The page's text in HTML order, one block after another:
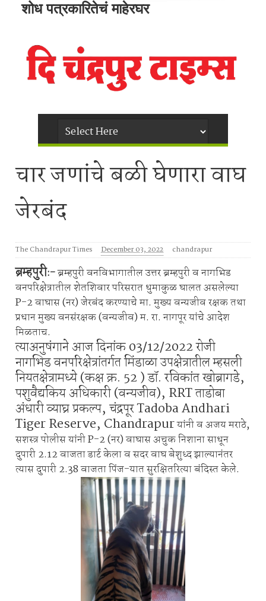
शोध पत्रकारितेचं माहेरघर
चार जणांचे बळी घेणारा वाघ
जेरबंद
The Chandrapur Times December 03, 2022 chandrapur
ब्रम्हपुरी:-ब्रम्हपुरी वनविभागातील उत्तर ब्रम्हपुरी व नागभिड
वनपरिक्षेत्रातील शेतशिवार परिसरात धुमाकुळ घालत असलेल्या
P-2 वाघास (नर) जेरबंद करण्याचे मा. मुख्य वन्यजीव रक्षक तथा
प्रधान मुख्य वनसंरक्षक (वन्यजीव) म. रा. नागपूर यांचे आदेश
मिळताच.
त्याअनुषंगाने आज दिनांक 03/12/2022 रोजी
नागभिड वनपरिक्षेत्रांतर्गत मिंडाळा उपक्षेत्रातील म्हसली
नियतक्षेत्रामध्ये (कक्ष क्र. 52 ) डॉ. रविकांत खोब्रागडे,
पशुवैद्यकिय अधिकारी (वन्यजीव), RRT ताडोबा
अंधारी व्याघ्र प्रकल्प, चंद्रपूर Tadoba Andhari
Tiger Reserve, Chandrapurयांनी व अजय मराठे,
सशस्त्र पोलीस यांनी P-2 (नर) वाघास अचुक निशाना साधून
दुपारी 2.12 वाजता डार्ट केला व सदर वाघ बेशुध्द झाल्यानंतर
त्यास दुपारी 2.38 वाजता पिंज-यात सुरक्षितरित्या बंदिस्त केले.